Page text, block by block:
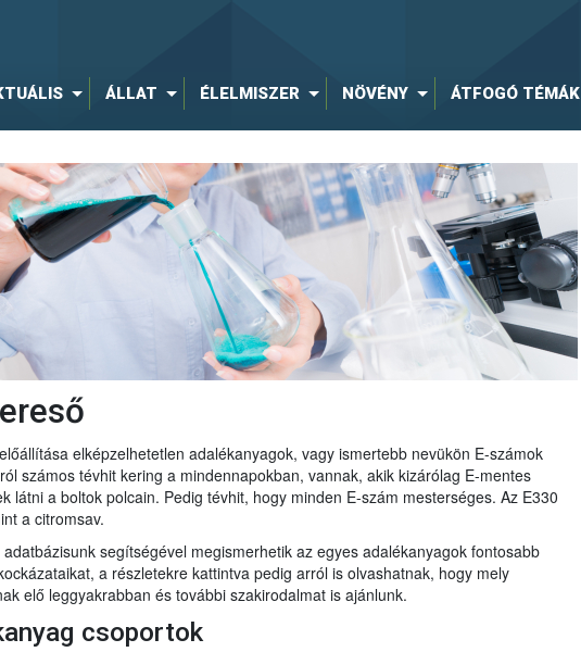
ÁLLAT ÉLELMISZER NÖVÉNY ÁTFOGÓ TÉMÁK
elképzelhetetlen adalékanyagok, vagy ismertebb nevükön E-számok
számos tévhit kering a mindennapokban, vannak, akik kizárólag E-mentes
látni a boltok polcain. Pedig tévhit, hogy minden E-szám mesterséges. Az E330
a citromsav.
segítségével megismerhetik az egyes adalékanyagok fontosabb
a részletekre kattintva pedig arról is olvashatnak, hogy mely
elő leggyakrabban és további szakirodalmat is ajánlunk.
csoportok